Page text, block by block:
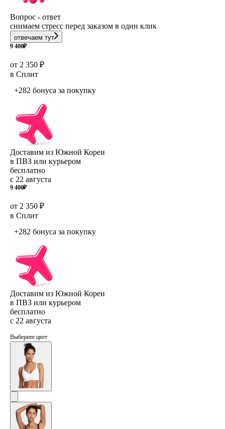
Вопрос - ответ
снимаем стресс перед заказом в один клик
отвечаем тут
9 400₽
от 2 350 ₽
в Сплит
+282 бонуса за покупку
Доставим из Южной Кореи
в ПВЗ или курьером
бесплатно
с 22 августа
9 400₽
от 2 350 ₽
в Сплит
+282 бонуса за покупку
Доставим из Южной Кореи
в ПВЗ или курьером
бесплатно
с 22 августа
Выберите цвет